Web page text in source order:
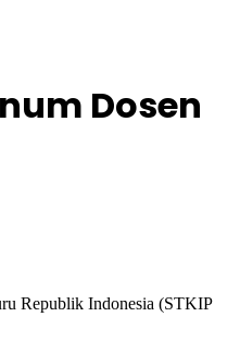
Dosen
Republik Indonesia (STKIP